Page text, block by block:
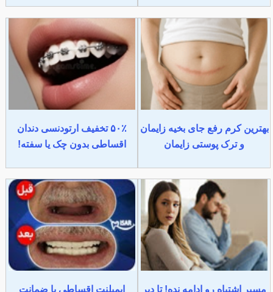
بهترین کرم رفع جای بخیه زایمان
و ترک پوستی زایمان
۵۰٪ تخفیف ارتودنسی دندان
اقساطی بدون چک یا سفته!
مسیر اشتباه رو ادامه نده! تا دیر ایمپلنت اقساطی با ضمانت